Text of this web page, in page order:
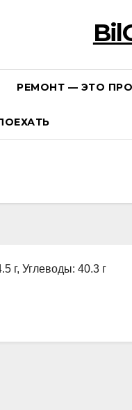
РЕМОНТ — ЭТО
г, Углеводы: 40.3 г